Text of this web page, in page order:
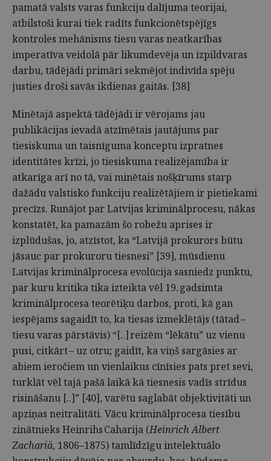
pamatā valsts varas funkciju dalījuma teorijai,
atbilstoši kurai tiek radīts funkcionētspējīgs
kontroles mehānisms tiesu varas neatkarības
imperatīva veidolā pār likumdevēja un izpildvaras
darbu, tādējādi primāri sekmējot indivīda spēju
justies droši savās ikdienas gaitās. [38]
Minētajā aspektā tādējādi ir vērojams jau
publikācijas ievadā atzīmētais jautājums par
tiesiskuma un taisnīguma konceptu izpratnes
identitātes krīzi, jo tiesiskuma realizējamība ir
atkarīga arī no tā, vai minētais nošķīrums starp
dažādu valstisko funkciju realizētājiem ir pietiekami
precīzs. Runājot par Latvijas kriminālprocesu, nākas
konstatēt, ka pamazām šo robežu aprises ir
izplūdušas, jo, atzīstot, ka “Latvijā prokurors būtu
jāsauc par prokuroru tiesnesi” [39], mūsdienu
Latvijas kriminālprocesa evolūcija sasniedz punktu,
par kuru kritika tika izteikta vēl 19. gadsimta
kriminālprocesa teorētiķu darbos, proti, kā gan
iespējams sagaidīt to, ka tiesas izmeklētājs (tātad –
tiesu varas pārstāvis) “[..] reizēm “lēkātu” uz vienu
pusi, citkārt – uz otru; gaidīt, ka viņš sargāsies ar
abiem ieročiem un vienlaikus cīnīsies pats pret sevi,
turklāt vēl tajā pašā laikā kā tiesnesis vadīs strīdus
risināšanu [..]” [40], varētu saglabāt objektivitāti un
apziņas neitralitāti. Vācu kriminālprocesa tiesību
zinātnieks Heinrihs Caharija (Heinrich Albert
Zachariä, 1806–1875) tamlīdzīgu intelektuālo